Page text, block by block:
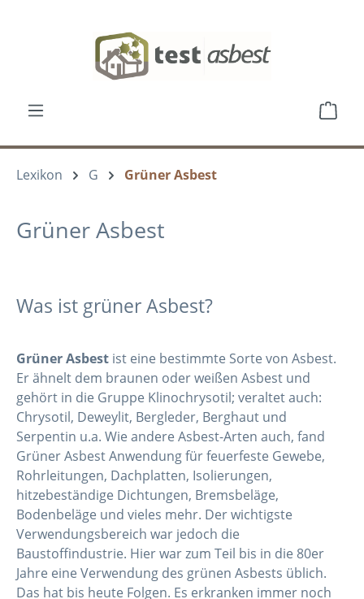
Lexikon G Grüner Asbest
Grüner Asbest
Was ist grüner Asbest?
Grüner Asbest ist eine bestimmte Sorte von Asbest.
Er ähnelt dem braunen oder weißen Asbest und
gehört in die Gruppe Klinochrysotil; veraltet auch:
Chrysotil, Deweylit, Bergleder, Berghaut und
Serpentin u.a. Wie andere Asbest-Arten auch, fand
Grüner Asbest Anwendung für feuerfeste Gewebe,
Rohrleitungen, Dachplatten, Isolierungen,
hitzebeständige Dichtungen, Bremsbeläge,
Bodenbeläge und vieles mehr. Der wichtigste
Verwendungsbereich war jedoch die
Baustoffindustrie. Hier war zum Teil bis in die 80er
Jahre eine Verwendung des grünen Asbests üblich.
Das hat bis heute Folgen. Es erkranken immer noch